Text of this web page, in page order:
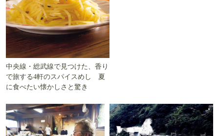
中央線・総武線で見つけた、香り
で旅する4軒のスパイスめし 夏
に食べたい懐かしさと驚き